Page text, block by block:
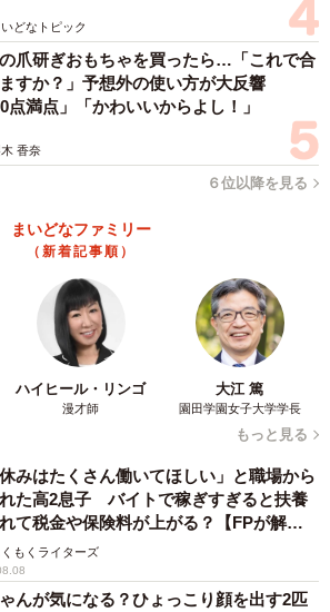
員に会える機会でもあると思
代、学生）の受けたAI面接は「動画
うなタイプで、2回までトライできた
いて受けることができたそうです。
の範囲内の質問がほとんどだったた
とでした。
会としての面接という意味では、マ
うです。
間関係を重視するなら、年次や役職が
う必要があると思うんです。AI面接は
ということですよね…」
」になるための機会損失という側面
過ごせません。
いどなトピック
爪研ぎおもちゃを買ったら…「これで合
すか？」予想外の使い方が大反響
点満点」「かわいいからよし！」
香奈
６位以降を見る
まいどなファミリー
（新着記事順）
ハイヒール・リンゴ
漫才師
大江 篤
園田学園女子大学学長
もっと見る
休みはたくさん働いてほしい」と職場から
た高2息子 バイトで稼ぎすぎると扶養
て税金や保険料が上がる？【FPが解
くもくライターズ
んが気になる？ひょっこり顔を出す2匹